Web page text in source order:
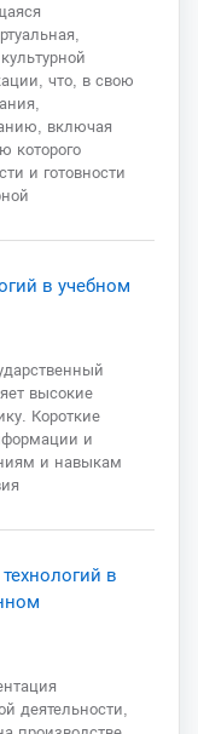
что, в свою
включая
которого
и готовности
в учебном
высокие
Короткие
и
и навыкам
в
деятельности,